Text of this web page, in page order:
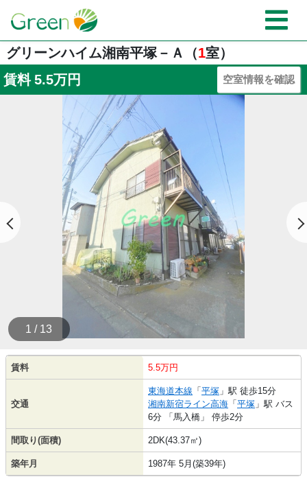
グリーンハイム湘南平塚－Ａ（1室）
賃料 5.5万円 空室情報を確認
1 / 13
賃料 5.5万円
交通
東海道本線 「 平塚 」駅 徒歩15分
湘南新宿ライン高海 「 平塚 」駅 バス
6分 「馬入橋」 停歩2分
間取り(面積) 2DK(43.37㎡)
築年月 1987年 5月(築39年)